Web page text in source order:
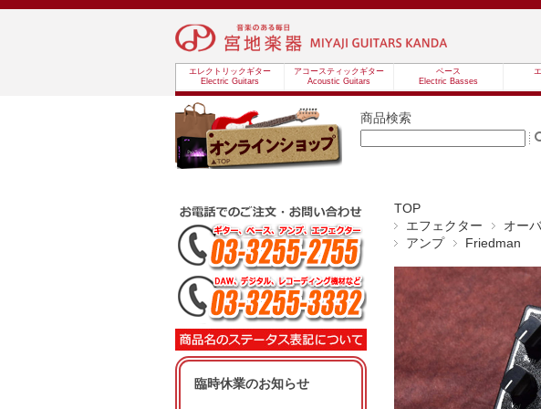
エレクトリックギター
Electric Guitars
アコースティックギター
Acoustic Guitars
ベース
Electric Basses
商品検索
TOP
エフェクター
オー
アンプ
Friedman
臨時休業のお知らせ